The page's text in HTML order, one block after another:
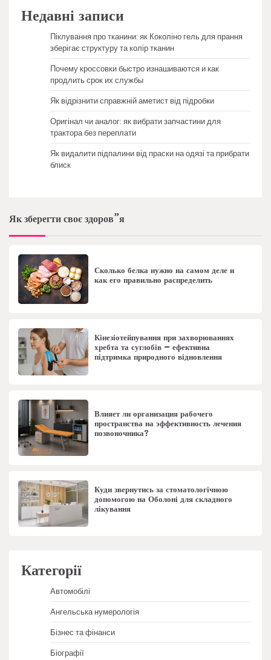
Недавні записи
Піклування про тканини: як Коколіно гель для прання
зберігає структуру та колір тканин
Почему кроссовки быстро изнашиваются и как
продлить срок их службы
Як відрізнити справжній аметист від підробки
Оригінал чи аналог: як вибрати запчастини для
трактора без переплати
Як видалити підпалини від праски на одязі та прибрати
блиск
Як зберегти своє здоров”я
Сколько белка нужно на самом деле и
как его правильно распределить
Кінезіотейпування при захворюваннях
хребта та суглобів – ефективна
підтримка природного відновлення
Влияет ли организация рабочего
пространства на эффективность лечения
позвоночника?
Куди звернутись за стоматологічною
допомогою на Оболоні для складного
лікування
Категорії
Автомобілі
Ангельська нумерологія
Бізнес та фінанси
Біографії